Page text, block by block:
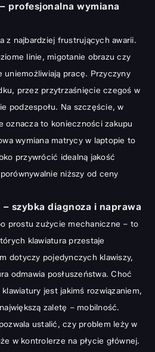
profesjonalna wymiana
z najbardziej frustrujących awarii.
linie, migotanie obrazu czy
uniemożliwiają pracę. Przyczyny
przez przytrzaśnięcie czegoś w
podzespołu. Na szczęście, w
oznacza to konieczności zakupu
wymiana matrycy w laptopie to
przywrócić idealną jakość
niższy od ceny
szybka diagnoza i naprawa
prostu zużycie mechaniczne – to
klawiatura przestaje
dotyczy pojedynczych klawiszy,
odmawia posłuszeństwa. Choć
jest jakimś rozwiązaniem,
zaletę – mobilność.
ustalić, czy problem leży w
w kontrolerze na płycie głównej.